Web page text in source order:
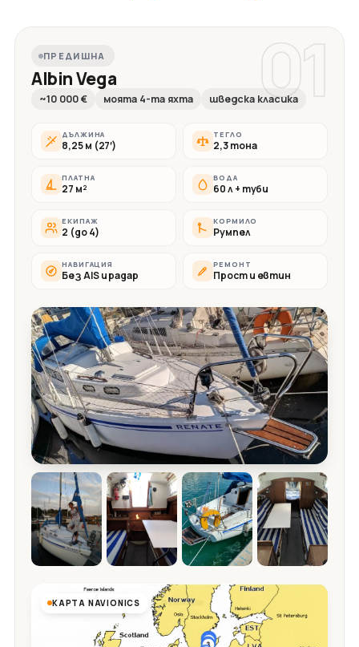
01
ПРЕДИШНА
Albin Vega
~10 000 € моята 4-та яхта шведска класика
ДЪЛЖИНА
8,25 м (27′)
ТЕГЛО
2,3 тона
ПЛАТНА
27 м²
ВОДА
60 л + туби
ЕКИПАЖ
2 (до 4)
КОРМИЛО
Румпел
НАВИГАЦИЯ
Без AIS и радар
РЕМОНТ
Прост и евтин
КАРТА NAVIONICS